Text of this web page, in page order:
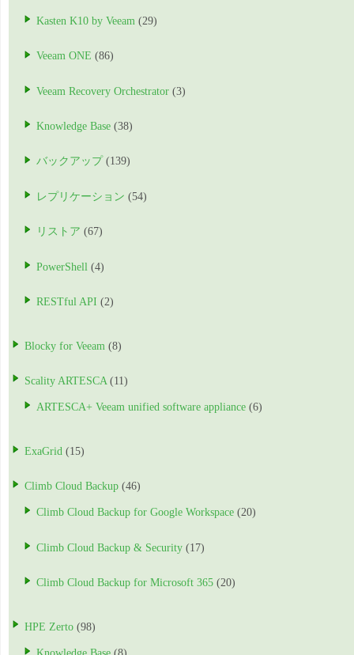
Kasten K10 by Veeam (29)
Veeam ONE (86)
Veeam Recovery Orchestrator (3)
Knowledge Base (38)
バックアップ (139)
レプリケーション (54)
リストア (67)
PowerShell (4)
RESTful API (2)
Blocky for Veeam (8)
Scality ARTESCA (11)
ARTESCA+ Veeam unified software appliance (6)
ExaGrid (15)
Climb Cloud Backup (46)
Climb Cloud Backup for Google Workspace (20)
Climb Cloud Backup & Security (17)
Climb Cloud Backup for Microsoft 365 (20)
HPE Zerto (98)